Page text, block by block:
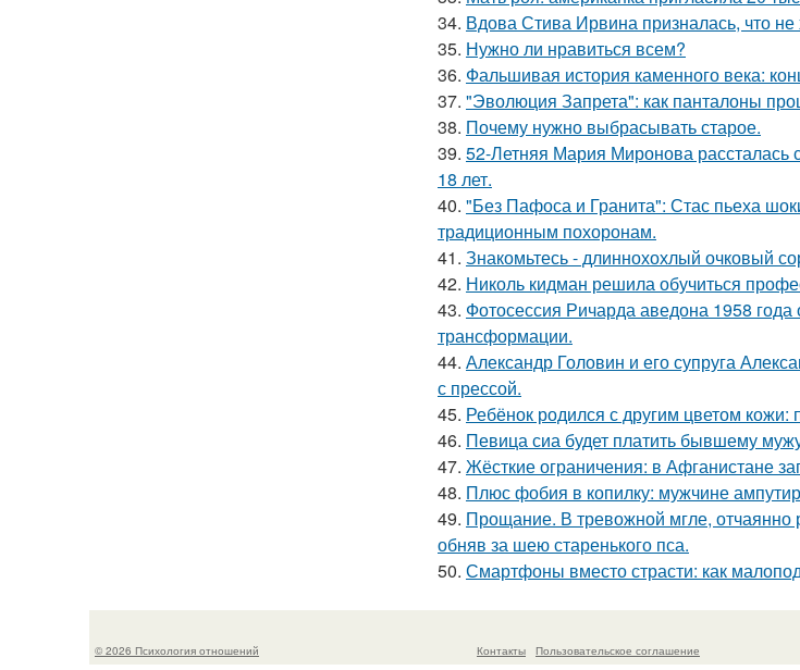
34. Вдова Стива Ирвина призналась, что
35. Нужно ли нравиться всем?
36. Фальшивая история каменного века:
37. "Эволюция Запрета": как панталоны
38. Почему нужно выбрасывать старое.
39. 52-Летняя Мария Миронова
18 лет.
40. "Без Пафоса и Гранита": Стас пьеха
традиционным похоронам.
41. Знакомьтесь - длиннохохлый очковый
42. Николь кидман решила обучиться
43. Фотосессия Ричарда аведона 1958
трансформации.
44. Александр Головин и его супруга
с прессой.
45. Ребёнок родился с другим цветом кожи:
46. Певица сиа будет платить бывшему
47. Жёсткие ограничения: в Афганистане
48. Плюс фобия в копилку: мужчине
49. Прощание. В тревожной мгле, отчаянно
обняв за шею старенького пса.
50. Смартфоны вместо страсти: как
© 2026 Психология отношений Контакты
Пользовательское соглашение